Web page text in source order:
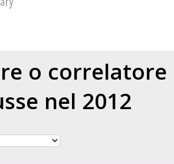
o correlatore
nel 2012